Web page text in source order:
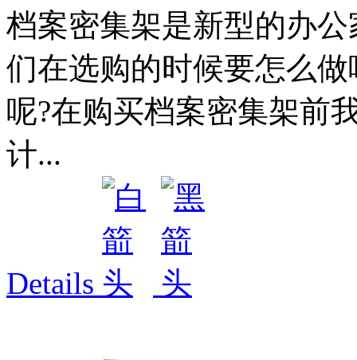
档案密集架是新型的办
们在选购的时候要怎么
呢?在购买档案密集架前
计...
Details